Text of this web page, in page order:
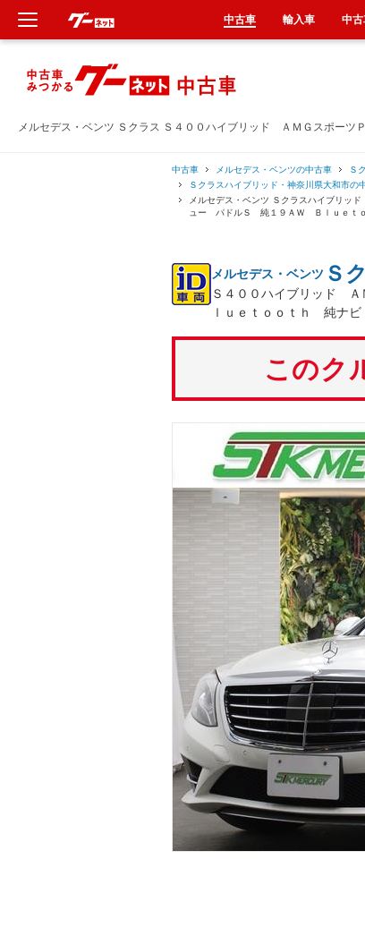
メルセデス・ベンツ Ｓクラス Ｓ４００ハイブリッド ＡＭＧスポー
中古車 メルセデス・ベンツの中古車 Ｓ
Ｓクラスハイブリッド・神奈川県大和市の
メルセデス・ベンツ Ｓクラスハイブリ
ュー パドルＳ 純１９ＡＷ Ｂｌｕｅ
メルセデス・ベンツ Ｓ
Ｓ４００ハイブリッド
ｌｕｅｔｏｏｔｈ 純ナ
このク
中古車 輸入車 中
新車
中古車